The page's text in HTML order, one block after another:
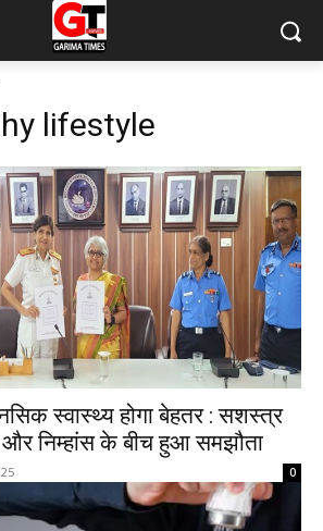
lifestyle
स्वास्थ्य होगा बेहतर : सशस्त्र
और निम्हांस के बीच हुआ समझौता
0